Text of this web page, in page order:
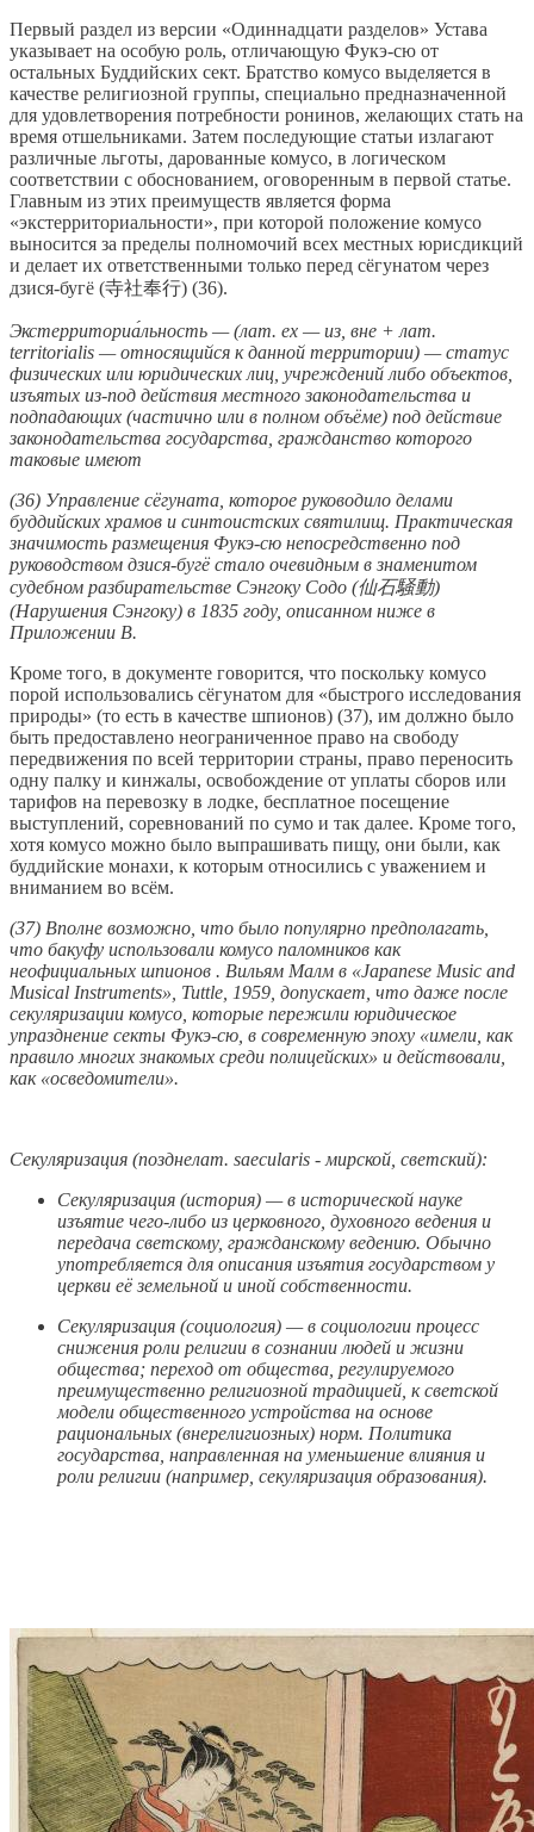
Первый раздел из версии «Одиннадцати разделов» Устава
указывает на особую роль, отличающую Фукэ-сю от
остальных Буддийских сект. Братство комусо выделяется в
качестве религиозной группы, специально предназначенной
для удовлетворения потребности ронинов, желающих стать на
время отшельниками. Затем последующие статьи излагают
различные льготы, дарованные комусо, в логическом
соответствии с обоснованием, оговоренным в первой статье.
Главным из этих преимуществ является форма
«экстерриториальности», при которой положение комусо
выносится за пределы полномочий всех местных юрисдикций
и делает их ответственными только перед сёгунатом через
дзися-бугё (寺社奉行) (36).
Экстерриториа́льность — (лат. ex — из, вне + лат.
territorialis — относящийся к данной территории) — статус
физических или юридических лиц, учреждений либо объектов,
изъятых из-под действия местного законодательства и
подпадающих (частично или в полном объёме) под действие
законодательства государства, гражданство которого
таковые имеют
(36) Управление сёгуната, которое руководило делами
буддийских храмов и синтоистских святилищ. Практическая
значимость размещения Фукэ-сю непосредственно под
руководством дзися-бугё стало очевидным в знаменитом
судебном разбирательстве Сэнгоку Содо (仙石騒動)
(Нарушения Сэнгоку) в 1835 году, описанном ниже в
Приложении В.
Кроме того, в документе говорится, что поскольку комусо
порой использовались сёгунатом для «быстрого исследования
природы» (то есть в качестве шпионов) (37), им должно было
быть предоставлено неограниченное право на свободу
передвижения по всей территории страны, право переносить
одну палку и кинжалы, освобождение от уплаты сборов или
тарифов на перевозку в лодке, бесплатное посещение
выступлений, соревнований по сумо и так далее. Кроме того,
хотя комусо можно было выпрашивать пищу, они были, как
буддийские монахи, к которым относились с уважением и
вниманием во всём.
(37) Вполне возможно, что было популярно предполагать,
что бакуфу использовали комусо паломников как
неофициальных шпионов . Вильям Малм в «Japanese Music and
Musical Instruments», Tuttle, 1959, допускает, что даже после
секуляризации комусо, которые пережили юридическое
упразднение секты Фукэ-сю, в современную эпоху «имели, как
правило многих знакомых среди полицейских» и действовали,
как «осведомители».
Секуляризация (позднелат. saecularis - мирской, светский):
Секуляризация (история) — в исторической науке
изъятие чего-либо из церковного, духовного ведения и
передача светскому, гражданскому ведению. Обычно
употребляется для описания изъятия государством у
церкви её земельной и иной собственности.
Секуляризация (социология) — в социологии процесс
снижения роли религии в сознании людей и жизни
общества; переход от общества, регулируемого
преимущественно религиозной традицией, к светской
модели общественного устройства на основе
рациональных (внерелигиозных) норм. Политика
государства, направленная на уменьшение влияния и
роли религии (например, секуляризация образования).